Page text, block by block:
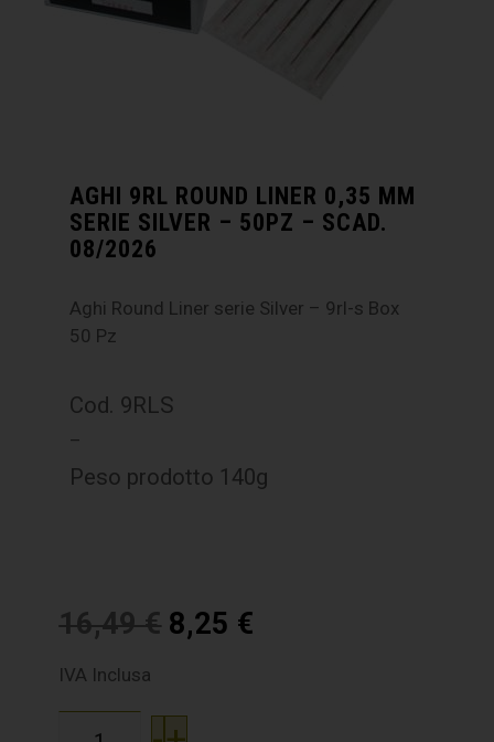
AGHI 9RL ROUND LINER 0,35 MM
SERIE SILVER – 50PZ – SCAD.
08/2026
Aghi Round Liner serie Silver – 9rl-s Box
50 Pz
Cod. 9RLS
–
Peso prodotto 140g
16,49€ 8,25 €
IVA Inclusa